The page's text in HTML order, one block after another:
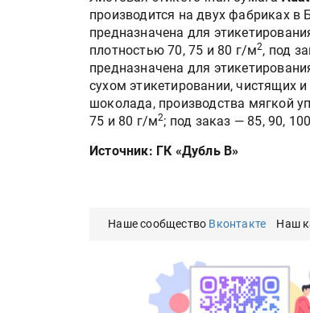
производится на двух фабриках в
предназначена для
плотностью 70, 75 и 80 г/м2, под
предназначена для
сухом этикетировании, чистящих
шоколада, производства мягкой
75 и 80 г/м2; под заказ — 85, 90,
Источник: ГК «Дубль В»
Наше сообщество Вконтакте Наш